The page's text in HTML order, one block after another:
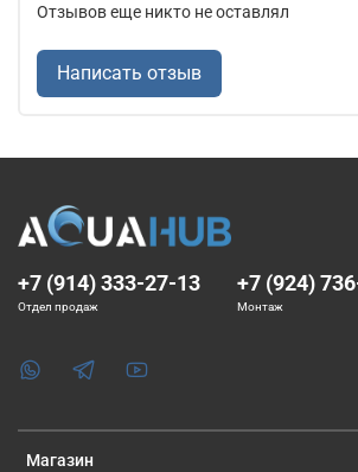
Отзывов еще никто не оставлял
Написать отзыв
Магазин
+7 (914) 333-27-13
Отдел продаж
+7 (924)
Монтаж